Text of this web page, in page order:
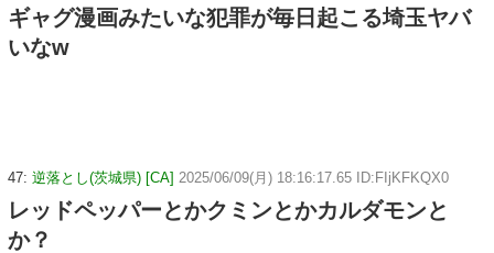
ギャグ漫画みたいな犯罪が毎日起こる埼玉ヤバ
いなw
47: 逆落とし(茨城県) [CA] 2025/06/09(月) 18:16:17.65 ID:FIjKFKQX0
レッドペッパーとかクミンとかカルダモンと
か？